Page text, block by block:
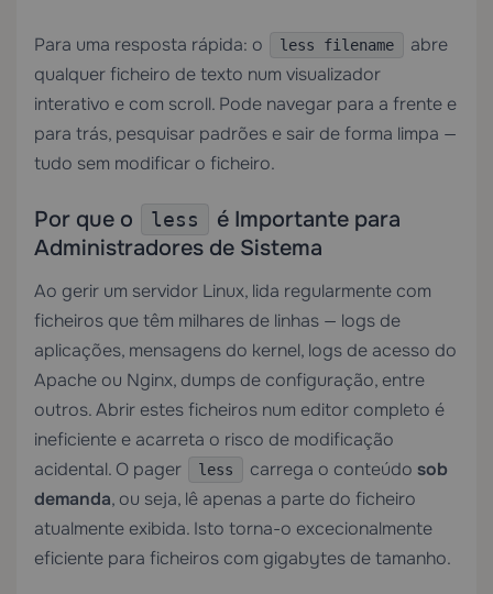
Para uma resposta rápida: o less filename
abre
qualquer ficheiro de texto num visualizador
interativo e com scroll. Pode navegar para a frente e
para trás, pesquisar padrões e sair de forma limpa —
tudo sem modificar o ficheiro.
Por que o less
é Importante para
Administradores de Sistema
Ao gerir um servidor Linux, lida regularmente com
ficheiros que têm milhares de linhas — logs de
aplicações, mensagens do kernel, logs de acesso do
Apache ou Nginx, dumps de configuração, entre
outros. Abrir estes ficheiros num editor completo é
ineficiente e acarreta o risco de modificação
acidental. O pager
less carrega o conteúdo sob
demanda, ou seja, lê apenas a parte do ficheiro
atualmente exibida. Isto torna-o excecionalmente
eficiente para ficheiros com gigabytes de tamanho.